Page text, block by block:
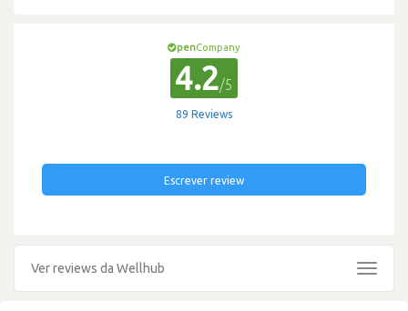
penCompany
4.2/5
89 Reviews
Escrever review
Ver reviews da Wellhub
Toggle